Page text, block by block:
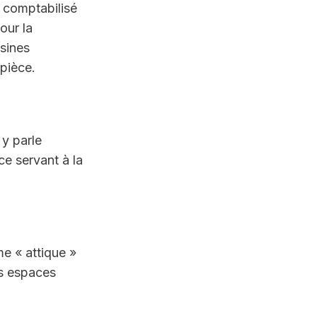
comptabilisé
la
parle
servant à la
« attique »
espaces